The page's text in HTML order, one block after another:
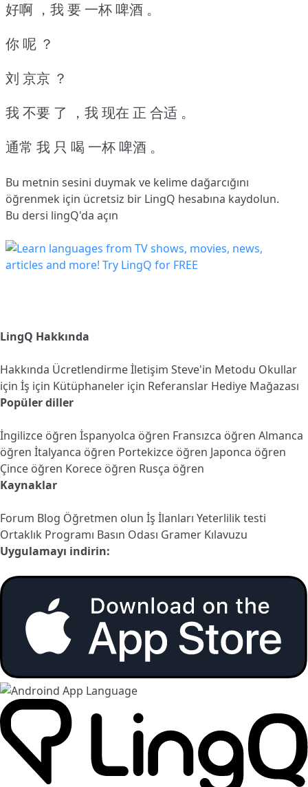
好啊 ，我 要 一杯 啤酒 。
你 呢 ？
刘 京京 ？
我 不要 了 ，我 现在 正 合适 。
通常 我 只 喝 一杯 啤酒 。
Bu metnin sesini duymak ve kelime dağarcığını
öğrenmek için ücretsiz bir LingQ hesabına kaydolun.
Bu dersi lingQ'da açın
LingQ Hakkında
Hakkında Ücretlendirmeİletişim Steve'in Metodu Okullar
için İş için Kütüphaneler için Referanslar Hediye Mağazası
Popüler diller
İngilizce öğren İspanyolca öğren Fransızca öğren Almanca
öğren İtalyanca öğren Portekizce öğren Japonca öğren
Çince öğren Korece öğren Rusça öğren
Kaynaklar
Forum Blog Öğretmen olun İş İlanları Yeterlilik testi
Ortaklık Programı Basın Odası Gramer Kılavuzu
Uygulamayı indirin: